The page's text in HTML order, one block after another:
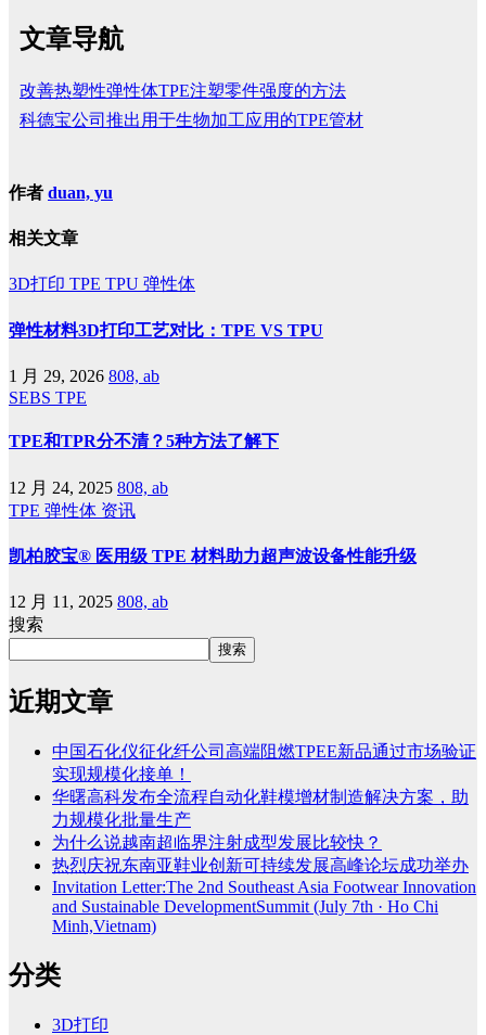
文章导航
改善热塑性弹性体TPE注塑零件强度的方法
科德宝公司推出用于生物加工应用的TPE管材
作者 duan, yu
相关文章
3D打印 TPE TPU 弹性体
弹性材料3D打印工艺对比：TPE VS TPU
1 月 29, 2026 808, ab
SEBS TPE
TPE和TPR分不清？5种方法了解下
12 月 24, 2025 808, ab
TPE 弹性体 资讯
凯柏胶宝® 医用级 TPE 材料助力超声波设备性能升级
12 月 11, 2025 808, ab
搜索
搜索
近期文章
中国石化仪征化纤公司高端阻燃TPEE新品通过市场验证
实现规模化接单！
华曙高科发布全流程自动化鞋模增材制造解决方案，助
力规模化批量生产
为什么说越南超临界注射成型发展比较快？
热烈庆祝东南亚鞋业创新可持续发展高峰论坛成功举办
Invitation Letter:The 2nd Southeast Asia Footwear Innovation
and Sustainable DevelopmentSummit (July 7th · Ho Chi
Minh,Vietnam)
分类
3D打印